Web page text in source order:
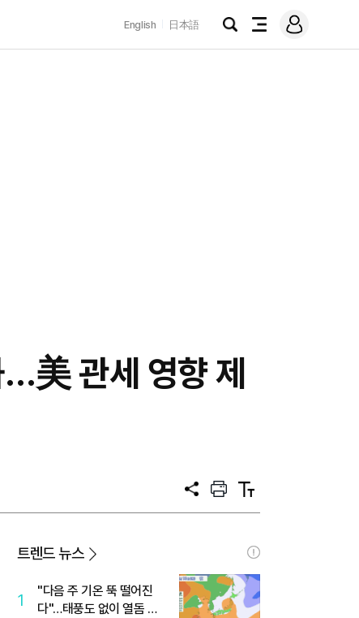
English 日本語
검
전
메
그
美 관세 영향 제
공
프
트
텍
트
트렌드 뉴스
1
"다음 주 기온 뚝 떨어진
다"…태풍도 없이 열돔 박